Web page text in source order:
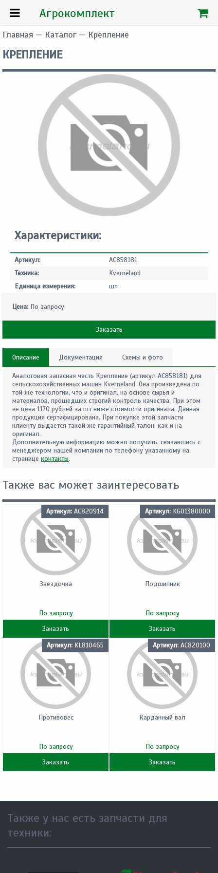
Главная — Каталог — Крепление
КРЕПЛЕНИЕ
Характеристики:
Артикул:
AC858181
Техника:
Kverneland
Единица измерения:
шт
Цена: По запросу
Заказать
Описание Документация Схемы и фото
Аналоговая запасная часть Крепление (артикул AC858181) для
сельскохозяйственных машин Kverneland. Она произведена по
той же технологии, что и оригинал, на основе сырья и
материалов, прошедших строгий контроль качества. При этом
ее цена 1170 рублей за шт ниже стоимости оригинала. Данная
продукция сертифицирована. При покупке этой запчасти
клиенту выдается такой же гарантийный талон, как и на
оригинал.
Дополнительную информацию можно получить, связавшись с
менеджером нашей компании по телефону указанному на
странице контакты.
Также вас может заинтересовать
Артикул: AC820914
Звездочка
По запросу
Заказать
Артикул: KG01380000
Подшипник
По запросу
Заказать
Артикул: KL810465
Противовес
По запросу
Заказать
Артикул: AC820100
Карданный вал
По запросу
Заказать
Также у нас есть запчасти для
техники:
Агрокомплект